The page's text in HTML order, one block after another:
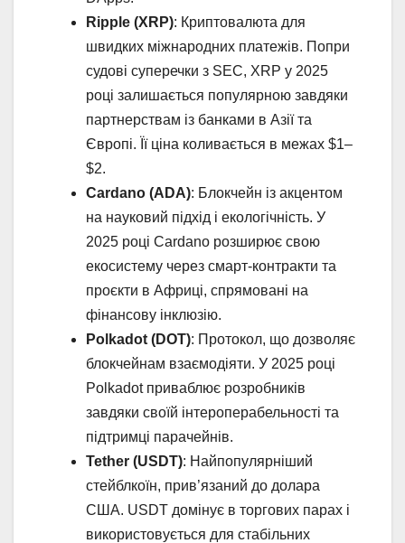
Ripple (XRP): Криптовалюта для
швидких міжнародних платежів. Попри
судові суперечки з SEC, XRP у 2025
році залишається популярною завдяки
партнерствам із банками в Азії та
Європі. Її ціна коливається в межах $1–
$2.
Cardano (ADA): Блокчейн із акцентом
на науковий підхід і екологічність. У
2025 році Cardano розширює свою
екосистему через смарт-контракти та
проєкти в Африці, спрямовані на
фінансову інклюзію.
Polkadot (DOT): Протокол, що дозволяє
блокчейнам взаємодіяти. У 2025 році
Polkadot приваблює розробників
завдяки своїй інтероперабельності та
підтримці парачейнів.
Tether (USDT): Найпопулярніший
стейблкоїн, прив’язаний до долара
США. USDT домінує в торгових парах і
використовується для стабільних